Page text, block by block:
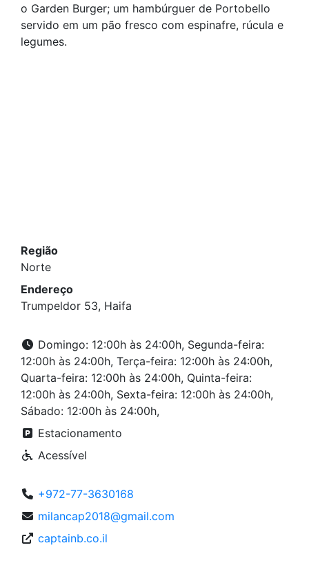
o Garden Burger; um hambúrguer de Portobello
servido em um pão fresco com espinafre, rúcula e
legumes.
Região
Norte
Endereço
Trumpeldor 53, Haifa
Domingo: 12:00h às 24:00h, Segunda-feira:
12:00h às 24:00h, Terça-feira: 12:00h às 24:00h,
Quarta-feira: 12:00h às 24:00h, Quinta-feira:
12:00h às 24:00h, Sexta-feira: 12:00h às 24:00h,
Sábado: 12:00h às 24:00h,
Estacionamento
Acessível
+972-77-3630168
milancap2018@gmail.com
captainb.co.il